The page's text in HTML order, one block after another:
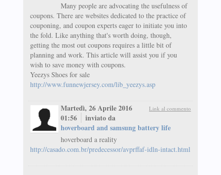
Many people are advocating the usefulness of
coupons. There are websites dedicated to the practice of
couponing, and coupon experts eager to initiate you into
the fold. Like anything that's worth doing, though,
getting the most out coupons requires a little bit of
planning and work. This article will assist you if you
wish to save money with coupons.
Yeezys Shoes for sale
http://www.funnewjersey.com/lib_yeezys.asp
Link al commento
Martedì, 26 Aprile 2016
01:56
inviato da
hoverboard and samsung battery life
hoverboard a reality
http://casado.com.br/predecessor/avprffaf-idln-intact.html